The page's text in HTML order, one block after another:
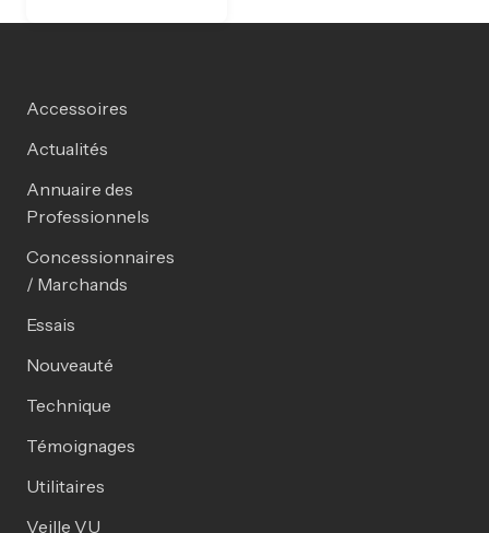
Accessoires
Actualités
Annuaire des
Professionnels
Concessionnaires
/ Marchands
Essais
Nouveauté
Technique
Témoignages
Utilitaires
Veille VU